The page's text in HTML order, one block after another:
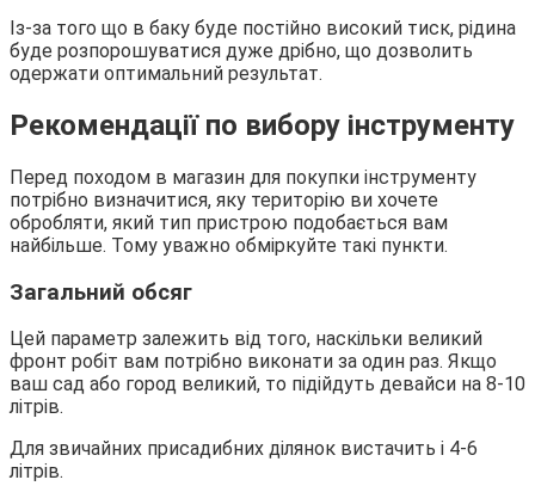
Із-за того що в баку буде постійно високий тиск, рідина
буде розпорошуватися дуже дрібно, що дозволить
одержати оптимальний результат.
Рекомендації по вибору інструменту
Перед походом в магазин для покупки інструменту
потрібно визначитися, яку територію ви хочете
обробляти, який тип пристрою подобається вам
найбільше. Тому уважно обміркуйте такі пункти.
Загальний обсяг
Цей параметр залежить від того, наскільки великий
фронт робіт вам потрібно виконати за один раз. Якщо
ваш сад або город великий, то підійдуть девайси на 8-10
літрів.
Для звичайних присадибних ділянок вистачить і 4-6
літрів.